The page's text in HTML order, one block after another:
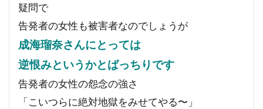
疑問で
告発者の女性も被害者なのでしょうが
成海瑠奈さんにとっては
逆恨みというかとばっちりです
告発者の女性の怨念の強さ
「こいつらに絶対地獄をみせてやる〜」